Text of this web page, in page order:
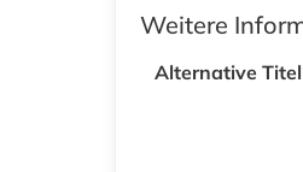
Weitere
Alternative Titel